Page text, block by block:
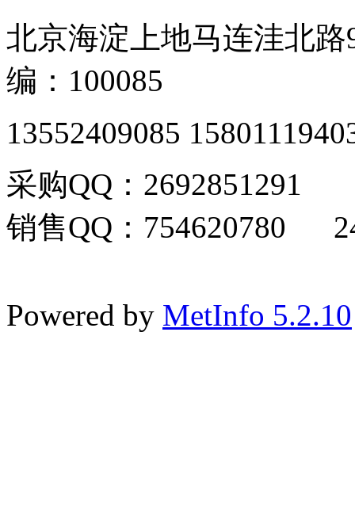
北京海淀上地马连洼北
编：100085
13552409085
采购QQ：2692851291
销售QQ：754620780
Powered by MetInfo 5.2.10